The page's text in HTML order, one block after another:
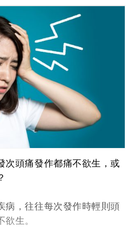
次頭痛發作都痛不欲生，或
病，往往每次發作時輕則頭
生。